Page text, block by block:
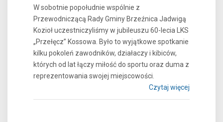
W sobotnie popołudnie wspólnie z
Przewodniczącą Rady Gminy Brzeźnica Jadwigą
Kozioł uczestniczyliśmy w jubileuszu 60-lecia LKS
„Przełęcz” Kossowa. Było to wyjątkowe spotkanie
kilku pokoleń zawodników, działaczy i kibiców,
których od lat łączy miłość do sportu oraz duma z
reprezentowania swojej miejscowości.
Czytaj więcej